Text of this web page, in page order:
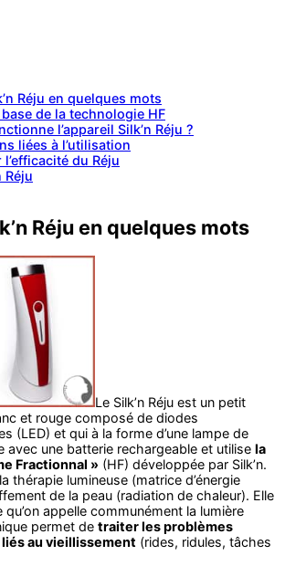
Réju en quelques mots
de la technologie HF
l’appareil Silk’n Réju ?
liées à l’utilisation
du Réju
Réju
Réju en quelques mots
Le Silk’n Réju est un petit
et rouge composé de diodes
(LED) et qui à la forme d’une lampe de
avec une batterie rechargeable et utilise la
Fractionnal » (HF) développée par Silk’n.
thérapie lumineuse (matrice d’énergie
de la peau (radiation de chaleur). Elle
appelle communément la lumière
permet de traiter les problèmes
au vieillissement (rides, ridules, tâches